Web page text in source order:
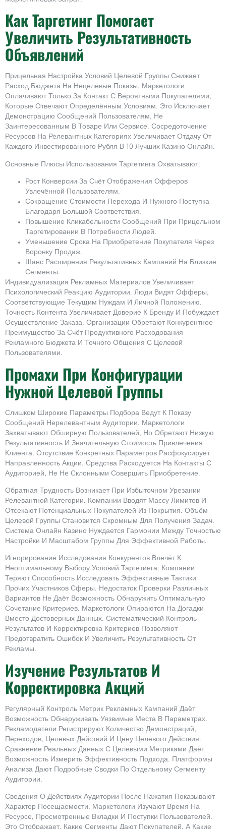
Как Таргетинг Помогает
Увеличить Результативность
Объявлений
Прицельная Настройка Условий Целевой Группы Снижает
Расход Бюджета На Нецелевые Показы. Маркетологи
Оплачивают Только За Контакт С Вероятными Покупателями,
Которые Отвечают Определённым Условиям. Это Исключает
Демонстрацию Сообщений Пользователям, Не
Заинтересованным В Товаре Или Сервисе. Сосредоточение
Ресурсов На Релевантных Категориях Увеличивает Отдачу От
Каждого Инвестированного Рубля В 10 Лучших Казино Онлайн.
Основные Плюсы Использования Таргетинга Охватывают:
Рост Конверсии За Счёт Отображения Офферов
Увлечённой Пользователям.
Сокращение Стоимости Перехода И Нужного Поступка
Благодаря Большой Соответствия.
Повышение Кликабельности Сообщений При Прицельном
Таргетировании В Потребности Людей.
Уменьшение Срока На Приобретение Покупателя Через
Воронку Продаж.
Шанс Расширения Результативных Кампаний На Близкие
Сегменты.
Индивидуализация Рекламных Материалов Увеличивает
Психологический Реакцию Аудитории. Люди Видят Офферы,
Соответствующие Текущим Нуждам И Личной Положению.
Точность Контента Увеличивает Доверие К Бренду И Побуждает
Осуществление Заказа. Организации Обретают Конкурентное
Преимущество За Счёт Продуктивного Расходования
Рекламного Бюджета И Точного Общения С Целевой
Пользователями.
Промахи При Конфигурации
Нужной Целевой Группы
Слишком Широкие Параметры Подбора Ведут К Показу
Сообщений Нерелевантным Аудитории. Маркетологи
Захватывают Обширную Пользователей, Но Обретают Низкую
Результативность И Значительную Стоимость Привлечения
Клиента. Отсутствие Конкретных Параметров Расфокусирует
Направленность Акции. Средства Расходуется На Контакты С
Аудиторией, Не Не Склонными Совершить Приобретение.
Обратная Трудность Возникает При Избыточном Урезании
Релевантной Категории. Компании Вводят Массу Лимитов И
Отсекают Потенциальных Покупателей Из Покрытия. Объём
Целевой Группы Становится Скромным Для Получения Задач.
Система Онлайн Казино Нуждается Гармонии Между Точностью
Настройки И Масштабом Группы Для Эффективной Работы.
Игнорирование Исследования Конкурентов Влечёт К
Неоптимальному Выбору Условий Таргетинга. Компании
Теряют Способность Исследовать Эффективные Тактики
Прочих Участников Сферы. Недостаток Проверки Различных
Вариантов Не Даёт Возможность Обнаружить Оптимальную
Сочетание Критериев. Маркетологи Опираются На Догадки
Вместо Достоверных Данных. Систематический Контроль
Результатов И Корректировка Критериев Позволяют
Предотвратить Ошибок И Увеличить Результативность От
Рекламы.
Изучение Результатов И
Корректировка Акций
Регулярный Контроль Метрик Рекламных Кампаний Даёт
Возможность Обнаруживать Уязвимые Места В Параметрах.
Рекламодатели Регистрируют Количество Демонстраций,
Переходов, Целевых Действий И Цену Целевого Действия.
Сравнение Реальных Данных С Целевыми Метриками Даёт
Возможность Измерить Эффективность Подхода. Платформы
Анализа Дают Подробные Сводки По Отдельному Сегменту
Аудитории.
Сведения О Действиях Аудитории После Нажатия Показывают
Характер Посещаемости. Маркетологи Изучают Время На
Ресурсе, Просмотренные Вкладки И Поступки Пользователей.
Это Отображает, Какие Сегменты Дают Покупателей, А Какие